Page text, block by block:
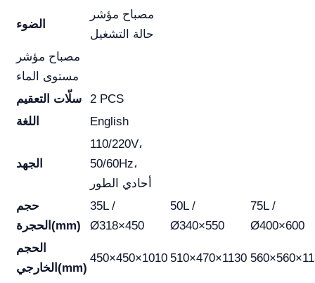
الضوء
مصباح مؤشر
حالة التشغيل
مصباح مؤشر
مستوى الماء
سلّات التعقيم
2 PCS
اللغة
English
الجهد
110/220V،
50/60Hz،
أحادي الطور
حجم
الحجرة(mm)
35L /
Ø318×450
50L /
Ø340×550
75L /
Ø400×600
الحجم
الخارجي(mm)
450×450×1010 510×470×1130